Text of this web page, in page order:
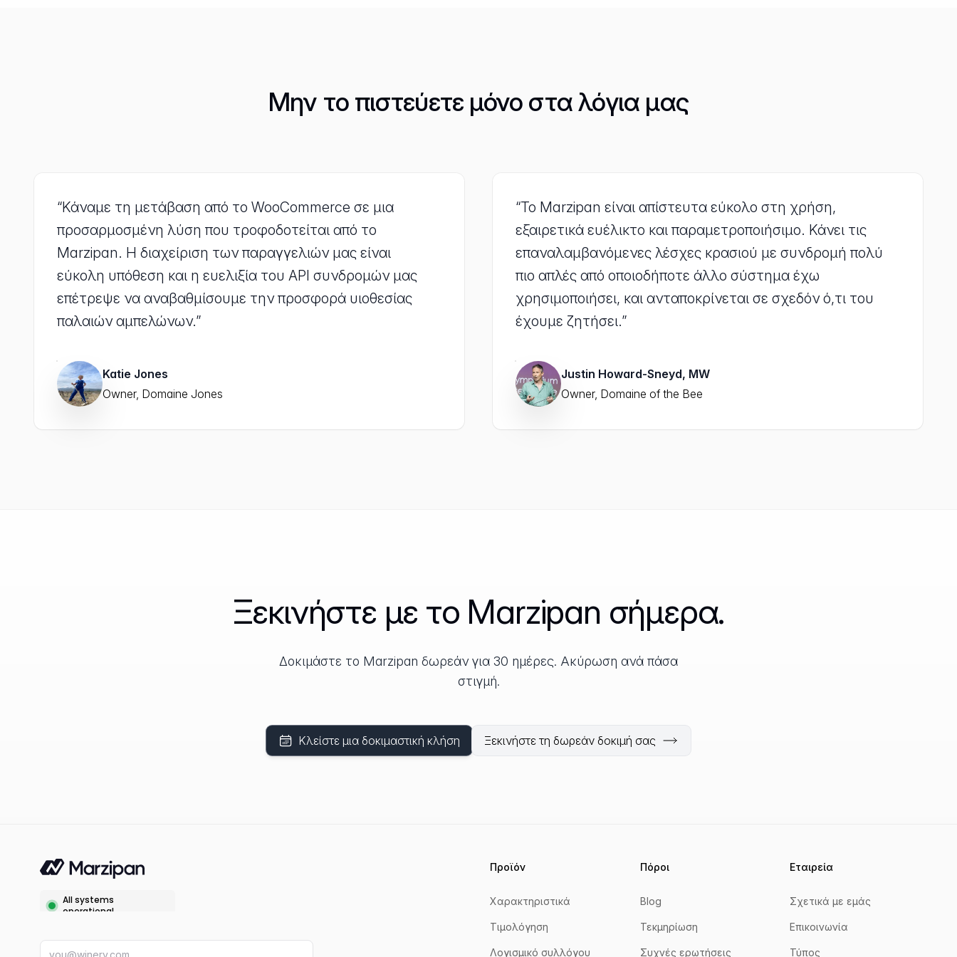
Μην το πιστεύετε μόνο στα λόγια μας
“Κάναμε τη μετάβαση από το WooCommerce σε μια
προσαρμοσμένη λύση που τροφοδοτείται από το
Marzipan. Η διαχείριση των παραγγελιών μας είναι
εύκολη υπόθεση και η ευελιξία του API συνδρομών μας
επέτρεψε να αναβαθμίσουμε την προσφορά υιοθεσίας
παλαιών αμπελώνων.”
Katie Jones
Owner, Domaine Jones
“Το Marzipan είναι απίστευτα εύκολο στη χρήση,
εξαιρετικά ευέλικτο και παραμετροποιήσιμο. Κάνει τις
επαναλαμβανόμενες λέσχες κρασιού με συνδρομή πολύ
πιο απλές από οποιοδήποτε άλλο σύστημα έχω
χρησιμοποιήσει, και ανταποκρίνεται σε σχεδόν ό,τι του
έχουμε ζητήσει.”
Justin Howard-Sneyd, MW
Owner, Domaine of the Bee
Ξεκινήστε με το Marzipan σήμερα.
Δοκιμάστε το Marzipan δωρεάν για 30 ημέρες. Ακύρωση ανά πάσα
στιγμή.
Κλείστε μια δοκιμαστική κλήση Ξεκινήστε τη δωρεάν δοκιμή σας
Διεύθυνση email
Προϊόν
Χαρακτηριστικά
Τιμολόγηση
Λογισμικό συλλόγου
Πόροι
Blog
Τεκμηρίωση
Συχνές ερωτήσεις
Εταιρεία
Σχετικά με εμάς
Επικοινωνία
Τύπος